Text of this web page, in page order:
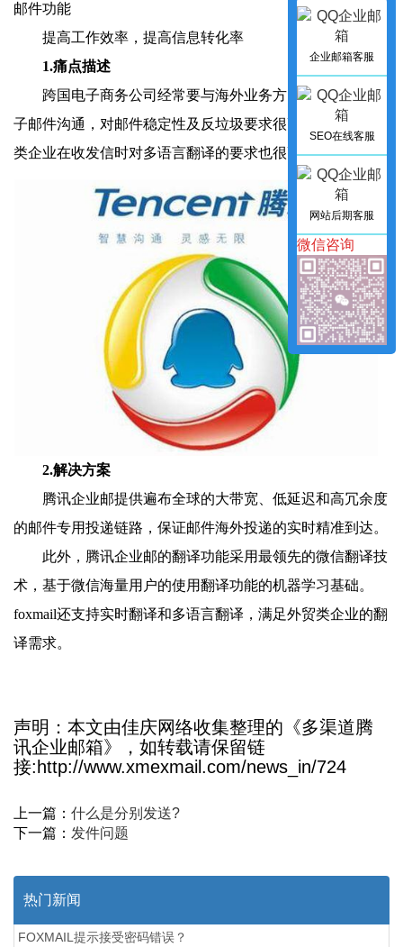
邮件功能
提高工作效率，提高信息转化率
1.痛点描述
跨国电子商务公司经常要与海外业务方、合作者使用电
子邮件沟通，对邮件稳定性及反垃圾要求很高。此外，外贸
类企业在收发信时对多语言翻译的要求也很高。
2.解决方案
腾讯企业邮提供遍布全球的大带宽、低延迟和高冗余度
的邮件专用投递链路，保证邮件海外投递的实时精准到达。
此外，腾讯企业邮的翻译功能采用最领先的微信翻译技
术，基于微信海量用户的使用翻译功能的机器学习基础。
foxmail还支持实时翻译和多语言翻译，满足外贸类企业的翻
译需求。
声明：本文由佳庆网络收集整理的《多渠道腾
讯企业邮箱》，如转载请保留链
接:http://www.xmexmail.com/news_in/724
上一篇： 什么是分别发送?
下一篇： 发件问题
热门新闻
FOXMAIL提示接受密码错误？
企业邮箱客服
SEO在线客服
网站后期客服
微信咨询